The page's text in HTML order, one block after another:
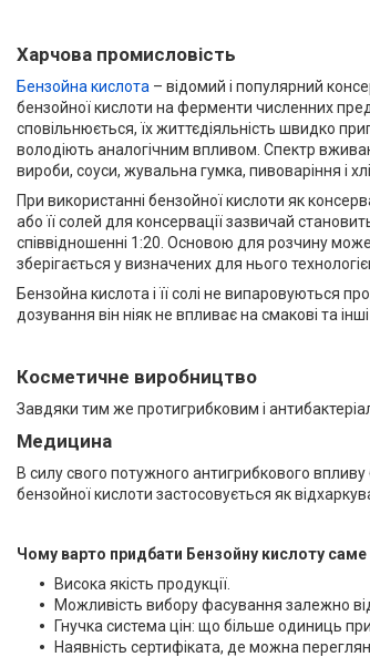
Харчова промисловість
Бензойна кислота – відомий і популярний
бензойної кислоти на ферменти численних
сповільнюється, їх життєдіяльність швидко
володіють аналогічним впливом. Спектр
вироби, соуси, жувальна гумка, пивоваріння і
При використанні бензойної кислоти як
або її солей для консервації зазвичай
співвідношенні 1:20. Основою для розчину може
зберігається у визначених для нього
Бензойна кислота і її солі не випаровуються
дозування він ніяк не впливає на смакові та
Косметичне виробництво
Завдяки тим же протигрибковим і
Медицина
В силу свого потужного антигрибкового впливу
бензойної кислоти застосовується як
Чому варто придбати Бензойну кислоту саме
Висока якість продукції.
Можливість вибору фасування залежно
Гнучка система цін: що більше одиниць
Наявність сертифіката, де можна